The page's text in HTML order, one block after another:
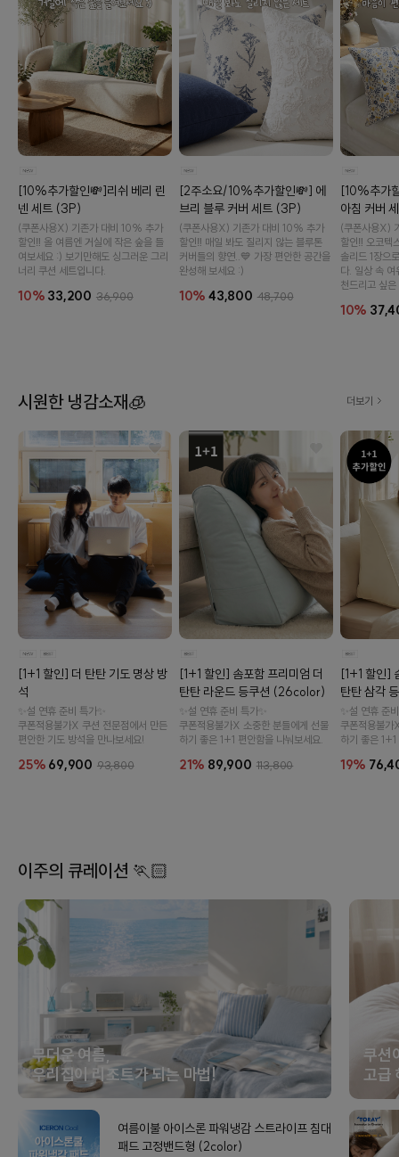
바솜
[10%추가할인💸]리쉬 베리 린
넨 세트 (3P)
(쿠폰사용X) 기존가 대비 10% 추가
할인‼️ 올 여름엔 거실에 작은 숲을 들
여보세요 :) 보기만해도 싱그러운 그리
너리 쿠션 세트입니다.
10% 33,200 36,900
[2주소요/10%추가할인💸] 에
브리 블루 커버 세트 (3P)
(쿠폰사용X) 기존가 대비 10% 추가
할인‼️ 매일 봐도 질리지 않는 블루톤
커버들의 향연..💙 가장 편안한 공간을
완성해 보세요 :)
10%43,800 48,700
[10%추가
아침 커버
(쿠폰사용X)
할인‼️ 오코텍
솔리드 1장으
다. 일상 속 여
천드리고 싶
10%
시원한 냉감소재🧊 더보기
[1+1 할인] 더 탄탄 기도 명상 방
석
✨설 연휴 준비 특가✨
쿠폰적용불가X 쿠션 전문점에서 만든
편안한 기도 방석을 만나보세요!
25% 69,900 93,800
[1+1 할인] 솜포함 프리미엄 더
탄탄 라운드 등쿠션 (26color)
✨설 연휴 준비 특가✨
쿠폰적용불가X 소중한 분들에게 선물
하기 좋은 1+1 편안함을 나눠보세요.
21% 89,900 113,800
[1+1 할인]
탄탄 삼각
✨설 연휴 준
쿠폰적용불가
하기 좋은
19%
이주의 큐레이션 🏃🏻
무더운 여름,
우리집이 리조트가 되는 마법!
여름이불 아이스론 파워냉감 스트라이프 침대
패드 고정밴드형 (2color)
쿠션
고급